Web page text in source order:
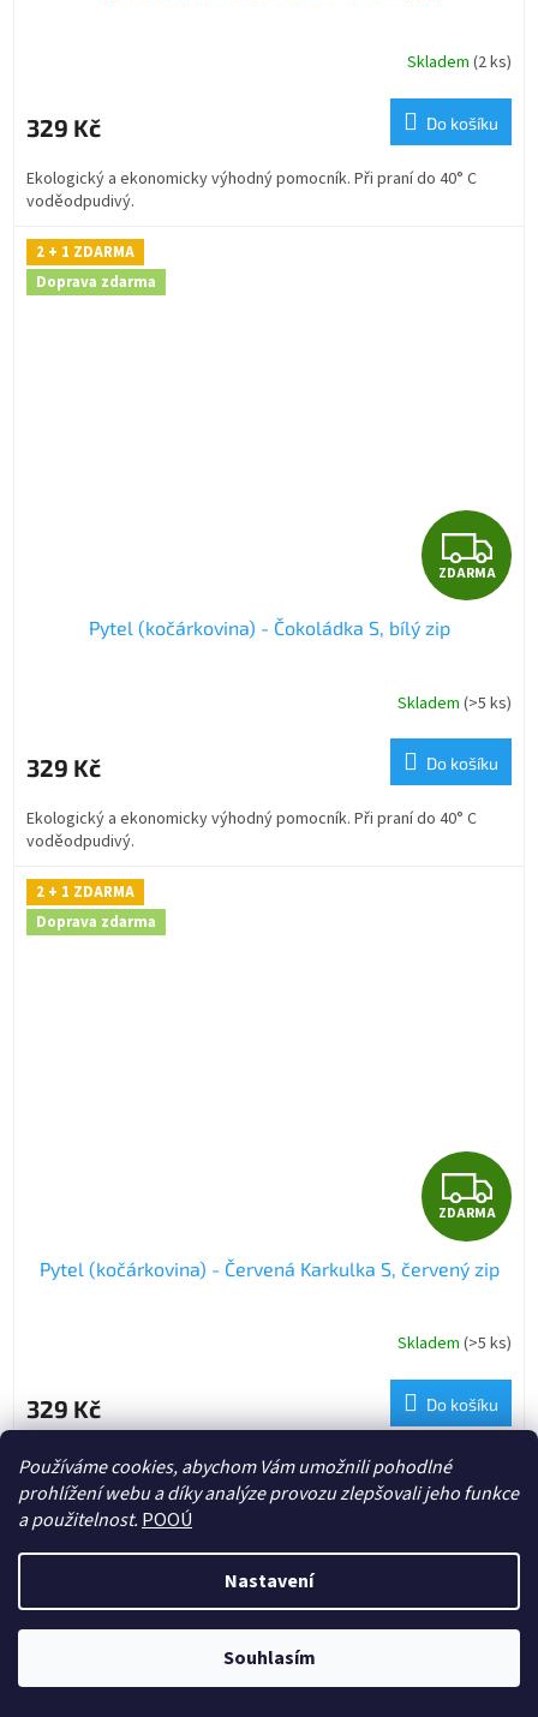
Používáme cookies, abychom Vám umožnili pohodlné
prohlížení webu a díky analýze provozu zlepšovali jeho funkce
a použitelnost. POOÚ
Nastavení
Souhlasím
R
M
A
Skladem (2 ks)
329 Kč Do košíku
Ekologický a ekonomicky výhodný pomocník. Při praní do 40° C
voděodpudivý.
2 + 1 ZDARMA
Doprava zdarma
Z
D
R
M
A
ZDARMA
Pytel (kočárkovina) - Čokoládka S, bílý zip
Skladem (>5 ks)
329 Kč Do košíku
Ekologický a ekonomicky výhodný pomocník. Při praní do 40° C
voděodpudivý.
2 + 1 ZDARMA
Doprava zdarma
Z
D
A
R
M
A
ZDARMA
Pytel (kočárkovina) - Červená Karkulka S, červený zip
Skladem (>5 ks)
329 Kč Do košíku
Ekologický a ekonomicky výhodný pomocník. Při praní do 40° C
voděodpudivý.
2 + 1 ZDARMA